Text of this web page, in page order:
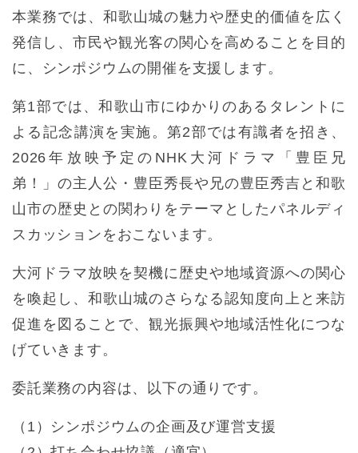
本業務では、和歌山城の魅力や歴史的価値を広く
発信し、市民や観光客の関心を高めることを目的
に、シンポジウムの開催を支援します。
第1部では、和歌山市にゆかりのあるタレントに
よる記念講演を実施。第2部では有識者を招き、
2026年放映予定のNHK大河ドラマ「豊臣兄
弟！」の主人公・豊臣秀長や兄の豊臣秀吉と和歌
山市の歴史との関わりをテーマとしたパネルディ
スカッションをおこないます。
大河ドラマ放映を契機に歴史や地域資源への関心
を喚起し、和歌山城のさらなる認知度向上と来訪
促進を図ることで、観光振興や地域活性化につな
げていきます。
委託業務の内容は、以下の通りです。
（1）シンポジウムの企画及び運営支援